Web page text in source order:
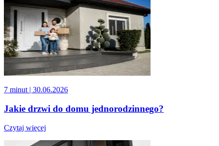
7 minut | 30.06.2026
Jakie drzwi do domu jednorodzinnego?
Czytaj więcej